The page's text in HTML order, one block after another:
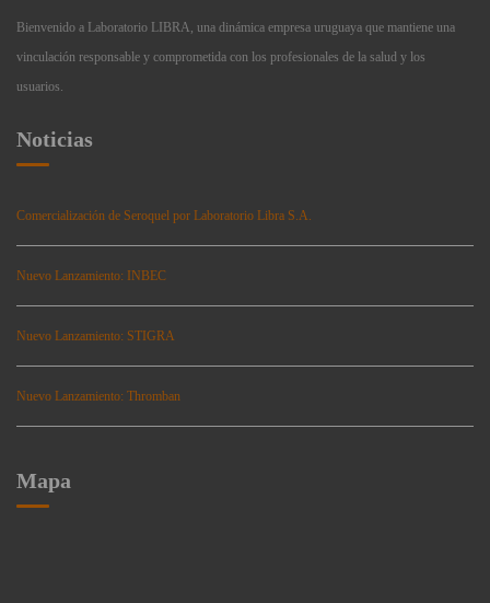
Bienvenido a Laboratorio LIBRA, una dinámica empresa uruguaya que mantiene una
vinculación responsable y comprometida con los profesionales de la salud y los
usuarios.
Noticias
Comercialización de Seroquel por Laboratorio Libra S.A.
Nuevo Lanzamiento: INBEC
Nuevo Lanzamiento: STIGRA
Nuevo Lanzamiento: Thromban
Mapa